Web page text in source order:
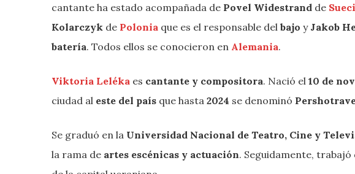
cantante ha estado acompañada de Povel Widestrand de
Kolarczyk de Polonia que es el responsable del bajo y Jakob
batería. Todos ellos se conocieron en Alemania.
Viktoria Leléka es cantante y compositora. Nació el 10 de
ciudad al este del país que hasta 2024 se denominó
Se graduó en la Universidad Nacional de Teatro, Cine y
la rama de artes escénicas y actuación. Seguidamente,